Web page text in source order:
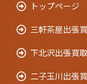
トップページ
三軒茶屋出張
下北沢出張買取
二子玉川出張